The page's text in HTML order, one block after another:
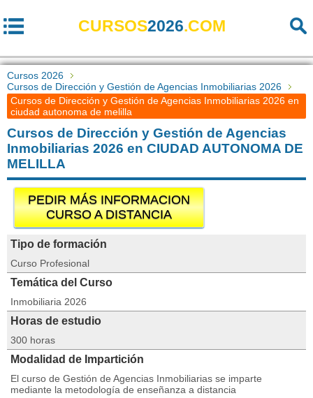
CURSOS2026.COM
Cursos 2026
Cursos de Dirección y Gestión de Agencias Inmobiliarias 2026
Cursos de Dirección y Gestión de Agencias Inmobiliarias 2026 en
ciudad autonoma de melilla
Cursos de Dirección y Gestión de Agencias
Inmobiliarias 2026 en CIUDAD AUTONOMA DE
MELILLA
PEDIR MÁS INFORMACION
CURSO A DISTANCIA
Tipo de formación
Curso Profesional
Temática del Curso
Inmobiliaria 2026
Horas de estudio
300 horas
Modalidad de Impartición
El curso de Gestión de Agencias Inmobiliarias se imparte
mediante la metodología de enseñanza a distancia